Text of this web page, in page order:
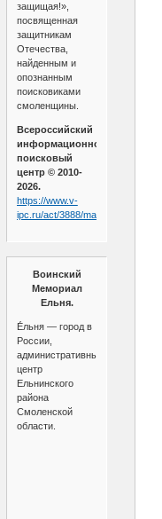
защищая!»,
посвященная
защитникам
Отечества,
найденным и
опознанным
поисковиками
смоленщины.
Всероссийский
информационно-
поисковый
центр © 2010-
2026.
https://www.v-
ipc.ru/act/3888/main
Воинский
Мемориал
Ельня.
Е́льня — город в
России,
административный
центр
Ельнинского
района
Смоленской
области.